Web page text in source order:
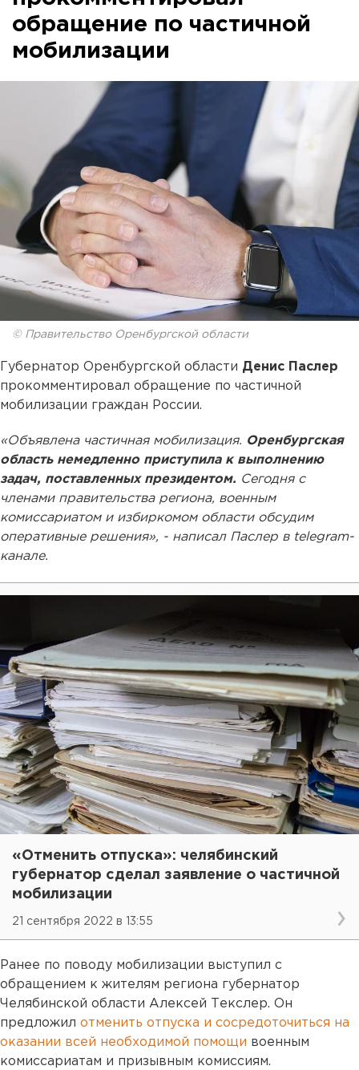
обращение по частичной
мобилизации
© Правительство Оренбургской области
Губернатор Оренбургской области Денис Паслер
прокомментировал обращение по частичной
мобилизации граждан России.
«Объявлена частичная мобилизация. Оренбургская
область немедленно приступила к выполнению
задач, поставленных президентом. Сегодня с
членами правительства региона, военным
комиссариатом и избиркомом области обсудим
оперативные решения», - написал Паслер в telegram-
канале.
«Отменить отпуска»: челябинский
губернатор сделал заявление о частичной
мобилизации
21 сентября 2022 в 13:55
Ранее по поводу мобилизации выступил с
обращением к жителям региона губернатор
Челябинской области Алексей Текслер. Он
предложил отменить отпуска и сосредоточиться на
оказании всей необходимой помощи военным
комиссариатам и призывным комиссиям.